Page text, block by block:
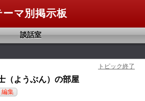
ーマ別掲示板
談話室
（ようぶん）の部屋